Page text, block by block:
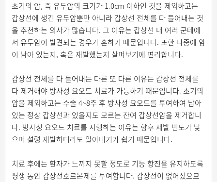
초기의 암, 즉 유두암의 크기가 1.0cm 이하인 것을 제외하고는
갑상선에 생긴 유두암뿐만 아니라 갑상선 전체를 다 들어내는 것
을 추천하는 의사가 많습니다. 그 이유는 갑상선 내 여러 군데에
서 유두암이 발견되는 경우가 흔하기 때문입니다. 또한 나중에 암
이 남아 있는지, 혹은 재발했는지 살펴보기에 편리합니다.
갑상선 전체를 다 들어내는 다른 또 다른 이유는 갑상선 전체를
다 제거해야 방사성 요오드 치료가 가능하기 때문입니다. 초기의
암을 제외하고는 수술 4~8주 후 방사성 요오드를 투여하여 남아
있는 정상 갑상선과 있을지도 모르는 잔여 갑상선암을 제거합니
다. 방사성 요오드 치료를 시행하는 이유는 향후 재발 빈도가 낮
으며 설령 재발하더라도 알아내기가 쉽기 때문입니다.
치료 후에는 환자가 느끼지 못할 정도로 기능 항진을 유지하도록
평생 동안 갑상선호르몬제를 투여합니다. 갑상선이 없어졌으므